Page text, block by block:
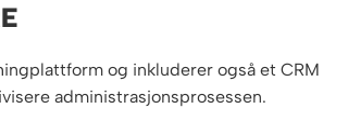
og inkluderer også et CRM
administrasjonsprosessen.